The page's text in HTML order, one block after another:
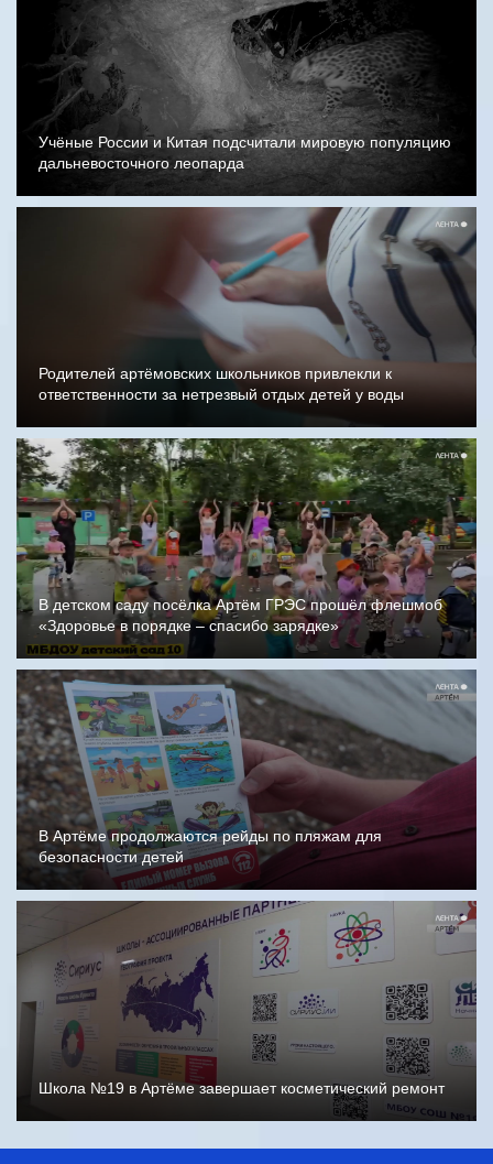
Учёные России и Китая подсчитали мировую популяцию
дальневосточного леопарда
Родителей артёмовских школьников привлекли к
ответственности за нетрезвый отдых детей у воды
В детском саду посёлка Артём ГРЭС прошёл флешмоб
«Здоровье в порядке – спасибо зарядке»
В Артёме продолжаются рейды по пляжам для
безопасности детей
Школа №19 в Артёме завершает косметический ремонт